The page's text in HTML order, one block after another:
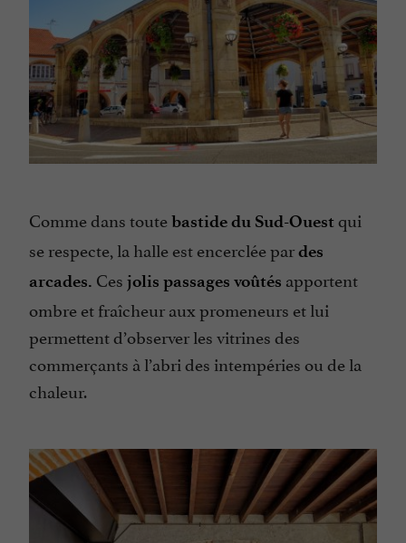
Comme dans toutebastide du Sud-Ouest qui
se respecte, la halle est encerclée pardes
arcades. Ces jolis passages voûtés apportent
ombre et fraîcheur aux promeneurs et lui
permettent d’observer les vitrines des
commerçants à l’abri des intempéries ou de la
chaleur.